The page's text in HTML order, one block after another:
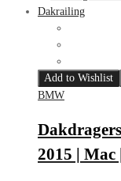
Add to Wishlist
BMW
2015 |